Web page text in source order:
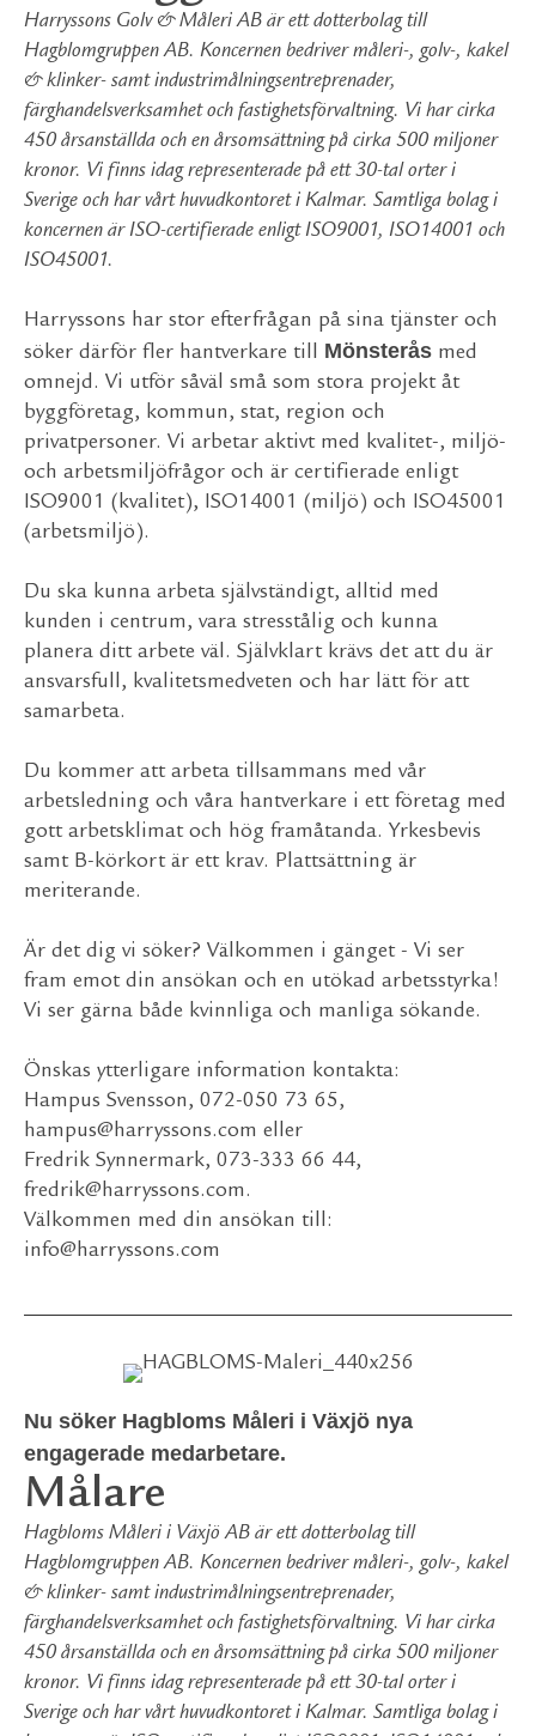
Harryssons Golv & Måleri AB är ett dotterbolag till
Hagblomgruppen AB. Koncernen bedriver måleri-, golv-, kakel
& klinker- samt industrimålningsentreprenader,
färghandelsverksamhet och fastighetsförvaltning. Vi har cirka
450 årsanställda och en årsomsättning på cirka 500 miljoner
kronor. Vi finns idag representerade på ett 30-tal orter i
Sverige och har vårt huvudkontoret i Kalmar. Samtliga bolag i
koncernen är ISO-certifierade enligt ISO9001, ISO14001 och
ISO45001.
Harryssons har stor efterfrågan på sina tjänster och
söker därför fler hantverkare till Mönsterås med
omnejd. Vi utför såväl små som stora projekt åt
byggföretag, kommun, stat, region och
privatpersoner. Vi arbetar aktivt med kvalitet-, miljö-
och arbetsmiljöfrågor och är certifierade enligt
ISO9001 (kvalitet), ISO14001 (miljö) och ISO45001
(arbetsmiljö).
Du ska kunna arbeta självständigt, alltid med
kunden i centrum, vara stresstålig och kunna
planera ditt arbete väl. Självklart krävs det att du är
ansvarsfull, kvalitetsmedveten och har lätt för att
samarbeta.
Du kommer att arbeta tillsammans med vår
arbetsledning och våra hantverkare i ett företag med
gott arbetsklimat och hög framåtanda. Yrkesbevis
samt B-körkort är ett krav. Plattsättning är
meriterande.
Är det dig vi söker? Välkommen i gänget - Vi ser
fram emot din ansökan och en utökad arbetsstyrka!
Vi ser gärna både kvinnliga och manliga sökande.
Önskas ytterligare information kontakta:
Hampus Svensson, 072-050 73 65,
hampus@harryssons.com eller
Fredrik Synnermark, 073-333 66 44,
fredrik@harryssons.com.
Välkommen med din ansökan till:
info@harryssons.com
Nu söker Hagbloms Måleri i Växjö nya
engagerade medarbetare.
Målare
Hagbloms Måleri i Växjö AB är ett dotterbolag till
Hagblomgruppen AB. Koncernen bedriver måleri-, golv-, kakel
& klinker- samt industrimålningsentreprenader,
färghandelsverksamhet och fastighetsförvaltning. Vi har cirka
450 årsanställda och en årsomsättning på cirka 500 miljoner
kronor. Vi finns idag representerade på ett 30-tal orter i
Sverige och har vårt huvudkontoret i Kalmar. Samtliga bolag i